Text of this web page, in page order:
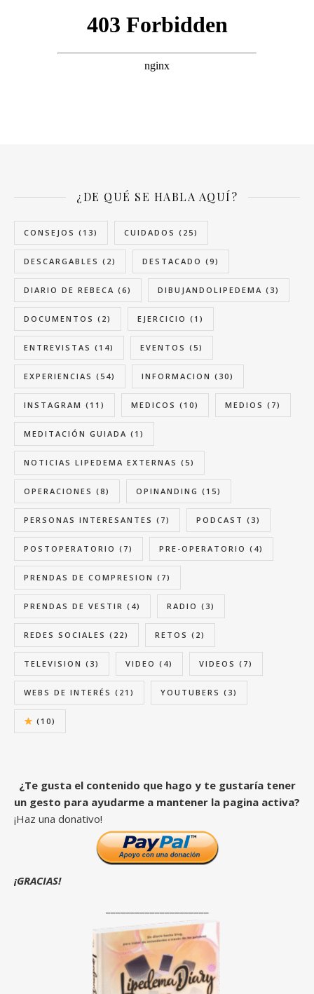
¿DE QUÉ SE HABLA AQUÍ?
CONSEJOS (13) CUIDADOS (25)
DESCARGABLES (2) DESTACADO (9)
DIARIO DE REBECA (6) DIBUJANDOLIPEDEMA (3)
DOCUMENTOS (2) EJERCICIO (1)
ENTREVISTAS (14) EVENTOS (5)
EXPERIENCIAS (54) INFORMACION (30)
INSTAGRAM (11) MEDICOS (10) MEDIOS (7)
MEDITACIÓN GUIADA (1)
NOTICIAS LIPEDEMA EXTERNAS (5)
OPERACIONES (8) OPINANDING (15)
PERSONAS INTERESANTES (7) PODCAST (3)
POSTOPERATORIO (7) PRE-OPERATORIO (4)
PRENDAS DE COMPRESION (7)
PRENDAS DE VESTIR (4) RADIO (3)
REDES SOCIALES (22) RETOS (2)
TELEVISION (3) VIDEO (4) VIDEOS (7)
WEBS DE INTERÉS (21) YOUTUBERS (3)
(10)
¿Te gusta el contenido que hago y te gustaría tener
un gesto para ayudarme a mantener la pagina activa?
¡Haz una donativo!
¡GRACIAS!